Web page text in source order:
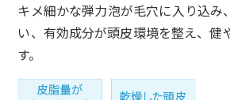
キメ細かな弾力泡が毛穴に入り込み
い、有効成分が頭皮環境を整え、健
す。